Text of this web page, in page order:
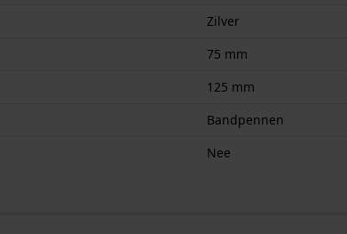
Zilver
75 mm
125 mm
Bandpennen
Nee